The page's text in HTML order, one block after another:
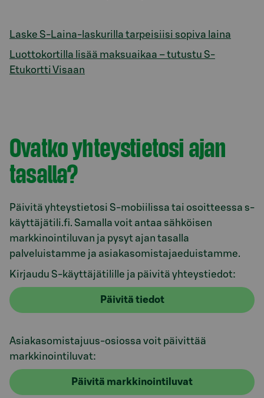
Laske S-Laina-laskurilla tarpeisiisi sopiva laina
Luottokortilla lisää maksuaikaa – tutustu S-
Etukortti Visaan
Ovatko yhteystietosi ajan
tasalla?
Päivitä yhteystietosi S-mobiilissa tai osoitteessa s-
käyttäjätili.fi. Samalla voit antaa sähköisen
markkinointiluvan ja pysyt ajan tasalla
palveluistamme ja asiakasomistajaeduistamme.
Kirjaudu S-käyttäjätilille ja päivitä yhteystiedot:
Päivitä tiedot
Asiakasomistajuus-osiossa voit päivittää
markkinointiluvat:
Päivitä markkinointiluvat